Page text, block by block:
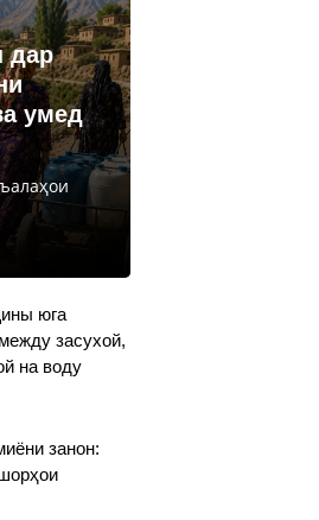
дар
умед
юга
засухой,
на воду
занон: